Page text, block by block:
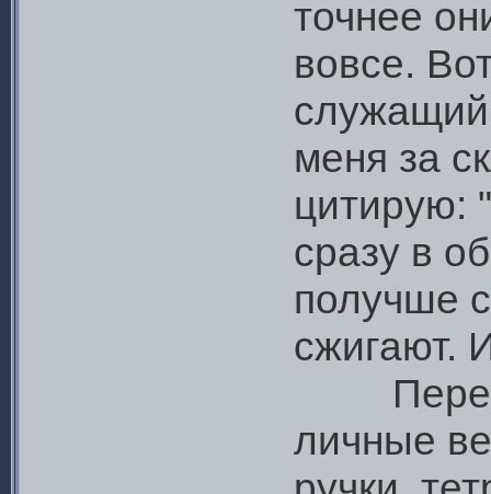
точнее
вовсе.
меня за
цитирую:
сразу в
получше
сжигают.
личные